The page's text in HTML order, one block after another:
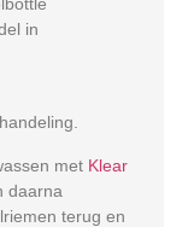
in
met Klear
daarna
terug en